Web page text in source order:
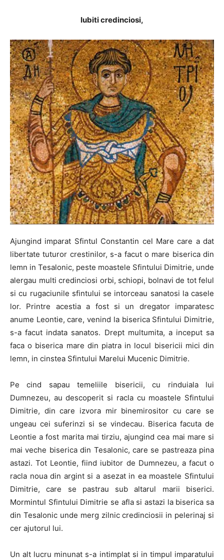
Iubiti credinciosi,
Ajungind imparat Sfintul Constantin cel Mare care a dat
libertate tuturor crestinilor, s-a facut o mare biserica din
lemn in Tesalonic, peste moastele Sfintului Dimitrie, unde
alergau multi credinciosi orbi, schiopi, bolnavi de tot felul
si cu rugaciunile sfintului se intorceau sanatosi la casele
lor. Printre acestia a fost si un dregator imparatesc
anume Leontie, care, venind la biserica Sfintului Dimitrie,
s-a facut indata sanatos. Drept multumita, a inceput sa
faca o biserica mare din piatra in locul bisericii mici din
lemn, in cinstea Sfintului Marelui Mucenic Dimitrie.
Pe cind sapau temeliile bisericii, cu rinduiala lui
Dumnezeu, au descoperit si racla cu moastele Sfintului
Dimitrie, din care izvora mir binemirositor cu care se
ungeau cei suferinzi si se vindecau. Biserica facuta de
Leontie a fost marita mai tirziu, ajungind cea mai mare si
mai veche biserica din Tesalonic, care se pastreaza pina
astazi. Tot Leontie, fiind iubitor de Dumnezeu, a facut o
racla noua din argint si a asezat in ea moastele Sfintului
Dimitrie, care se pastrau sub altarul marii biserici.
Mormintul Sfintului Dimitrie se afla si astazi la biserica sa
din Tesalonic unde merg zilnic credinciosii in pelerinaj si
cer ajutorul lui.
Un alt lucru minunat s-a intimplat si in timpul imparatului